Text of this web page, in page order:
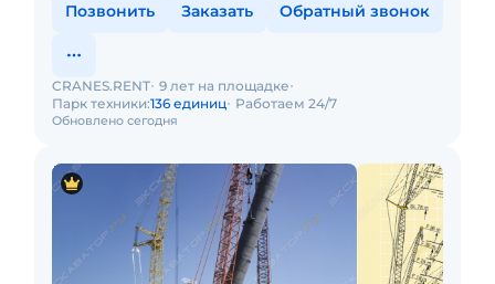
Позвонить Заказать Обратный звонок
Обновлено сегодня
CRANES.RENT 9 лет на площадке
Парк техники:136 единиц Работаем 24/7